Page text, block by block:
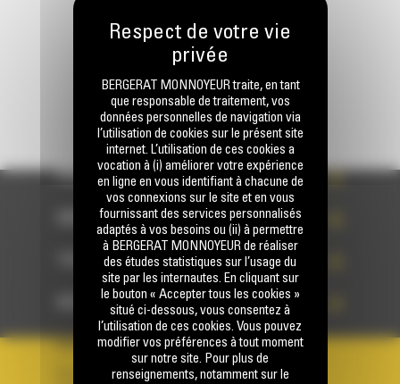
ENVOYER LA DEMANDE
PRODUITS
SERVICES
TECHNOLOGIES
ACCÈS RAPIDES
VOTRE COMPTE
Se connecter
BERGERAT MONNOYEUR traite, en tant
que responsable de traitement, vos
données personnelles de navigation via
l’utilisation de cookies sur le présent site
internet. L’utilisation de ces cookies a
vocation à (i) améliorer votre expérience
en ligne en vous identifiant à chacune de
vos connexions sur le site et en vous
fournissant des services personnalisés
adaptés à vos besoins ou (ii) à permettre
à BERGERAT MONNOYEUR de réaliser
des études statistiques sur l’usage du
site par les internautes. En cliquant sur
le bouton « Accepter tous les cookies »
situé ci-dessous, vous consentez à
l’utilisation de ces cookies. Vous pouvez
modifier vos préférences à tout moment
sur notre site. Pour plus de
renseignements, notamment sur le